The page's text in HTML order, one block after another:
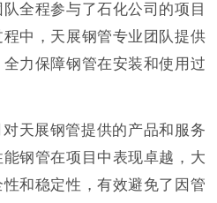
全程参与了石化公司的项目
中，天展钢管专业团队提供
力保障钢管在安装和使用过
天展钢管提供的产品和服务
钢管在项目中表现卓越，大
和稳定性，有效避免了因管